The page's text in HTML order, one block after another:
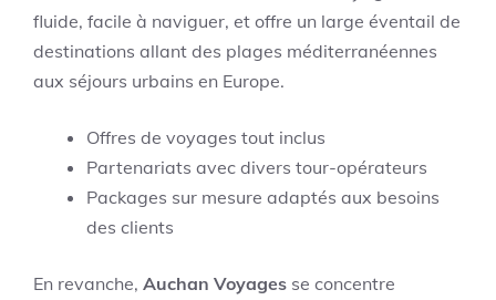
fluide, facile à naviguer, et offre un large éventail de
destinations allant des plages méditerranéennes
aux séjours urbains en Europe.
Offres de voyages tout inclus
Partenariats avec divers tour-opérateurs
Packages sur mesure adaptés aux besoins
des clients
En revanche, Auchan Voyages se concentre